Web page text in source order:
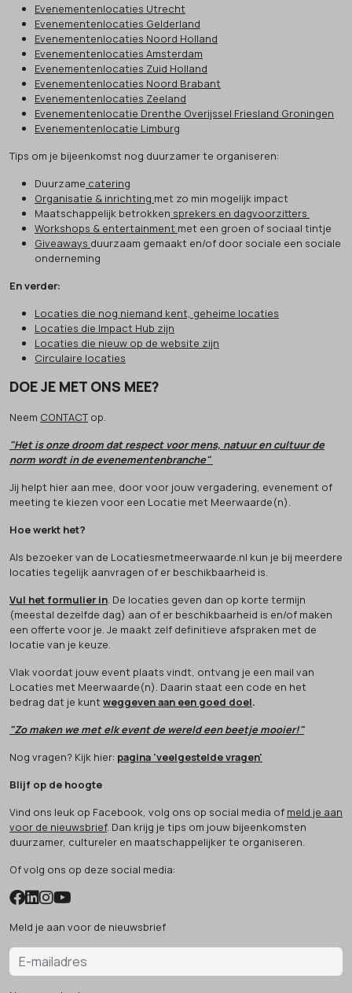
Evenementenlocaties Utrecht
Evenementenlocaties Gelderland
Evenementenlocaties Noord Holland
Evenementenlocaties Amsterdam
Evenementenlocaties Zuid Holland
Evenementenlocaties Noord Brabant
Evenementenlocaties Zeeland
Evenementenlocatie Drenthe Overijssel Friesland Groningen
Evenementenlocatie Limburg
Tips om je bijeenkomst nog duurzamer te organiseren:
Duurzame catering
Organisatie & inrichting met zo min mogelijk impact
Maatschappelijk betrokken sprekers en dagvoorzitters
Workshops & entertainment met een groen of sociaal tintje
Giveaways duurzaam gemaakt en/of door sociale een sociale
onderneming
En verder:
Locaties die nog niemand kent, geheime locaties
Locaties die Impact Hub zijn
Locaties die nieuw op de website zijn
Circulaire locaties
DOE JE MET ONS MEE?
Neem CONTACTop.
"Het is onze droom dat respect voor mens, natuur en cultuur de
norm wordt in de evenementenbranche"
Jij helpt hier aan mee, door voor jouw vergadering, evenement of
meeting te kiezen voor een Locatie met Meerwaarde(n).
Hoe werkt het?
Als bezoeker van de Locatiesmetmeerwaarde.nl kun je bij meerdere
locaties tegelijk aanvragen of er beschikbaarheid is.
Vul het formulier in. De locaties geven dan op korte termijn
(meestal dezelfde dag) aan of er beschikbaarheid is en/of maken
een offerte voor je. Je maakt zelf definitieve afspraken met de
locatie van je keuze.
Vlak voordat jouw event plaats vindt, ontvang je een mail van
Locaties met Meerwaarde(n). Daarin staat een code en het
bedrag dat je kunt weggeven aan een goed doel.
"Zo maken we met elk event de wereld een beetje mooier!"
Nog vragen? Kijk hier: pagina 'veelgestelde vragen'
Blijf op de hoogte
Vind ons leuk op Facebook, volg ons op social media of meld je aan
voor de nieuwsbrief. Dan krijg je tips om jouw bijeenkomsten
duurzamer, cultureler en maatschappelijker te organiseren.
Of volg ons op deze social media:
Meld je aan voor de nieuwsbrief